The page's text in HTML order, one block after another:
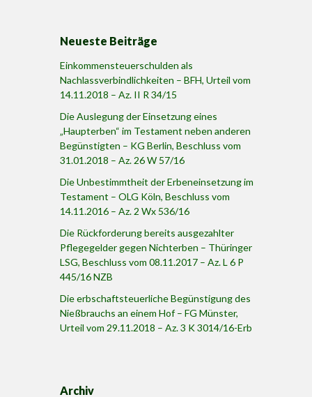
Neueste Beiträge
Einkommensteuerschulden als
Nachlassverbindlichkeiten – BFH, Urteil vom
14.11.2018 – Az. II R 34/15
Die Auslegung der Einsetzung eines
„Haupterben“ im Testament neben anderen
Begünstigten – KG Berlin, Beschluss vom
31.01.2018 – Az. 26 W 57/16
Die Unbestimmtheit der Erbeneinsetzung im
Testament – OLG Köln, Beschluss vom
14.11.2016 – Az. 2 Wx 536/16
Die Rückforderung bereits ausgezahlter
Pflegegelder gegen Nichterben – Thüringer
LSG, Beschluss vom 08.11.2017 – Az. L 6 P
445/16 NZB
Die erbschaftsteuerliche Begünstigung des
Nießbrauchs an einem Hof – FG Münster,
Urteil vom 29.11.2018 – Az. 3 K 3014/16-Erb
Archiv